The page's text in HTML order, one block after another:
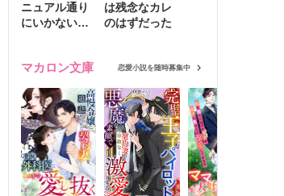
ニュアル通り
にいかない彼
は残念なカレ
のはずだった
マカロン文庫 恋愛小説を随時募集中